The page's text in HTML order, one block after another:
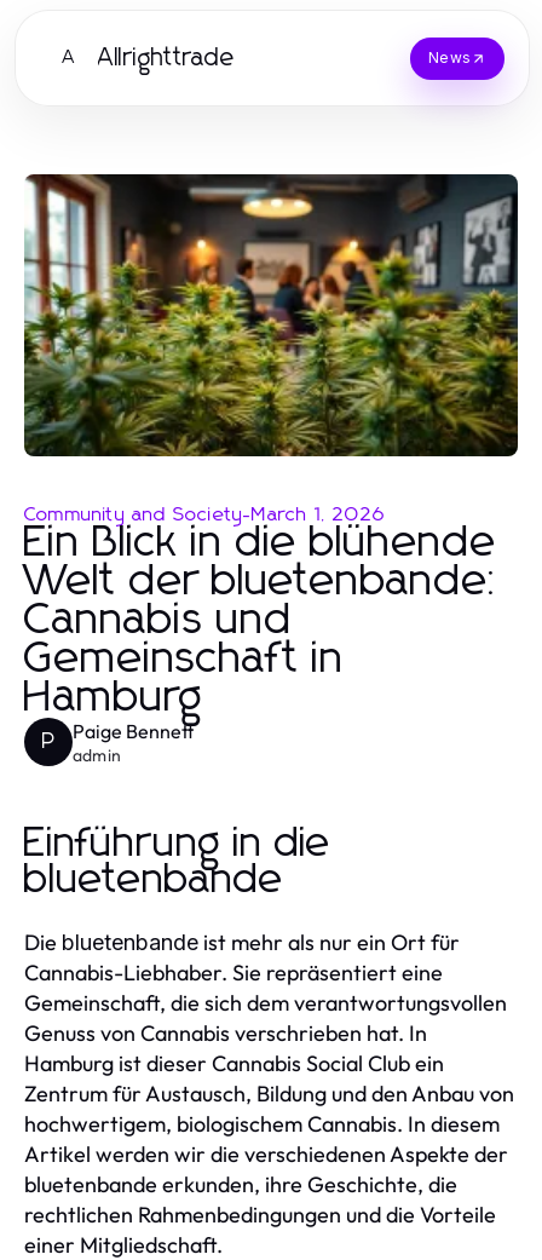
A Allrighttrade News
Community and Society-March 1, 2026
Ein Blick in die blühende
Welt der bluetenbande:
Cannabis und
Gemeinschaft in
Hamburg
P Paige Bennett
admin
Einführung in die
bluetenbande
Die bluetenbande ist mehr als nur ein Ort für
Cannabis-Liebhaber. Sie repräsentiert eine
Gemeinschaft, die sich dem verantwortungsvollen
Genuss von Cannabis verschrieben hat. In
Hamburg ist dieser Cannabis Social Club ein
Zentrum für Austausch, Bildung und den Anbau von
hochwertigem, biologischem Cannabis. In diesem
Artikel werden wir die verschiedenen Aspekte der
bluetenbande erkunden, ihre Geschichte, die
rechtlichen Rahmenbedingungen und die Vorteile
einer Mitgliedschaft.